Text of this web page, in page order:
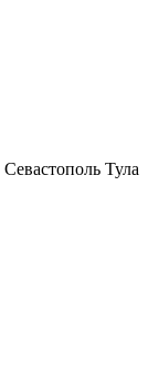
Севастополь Тула